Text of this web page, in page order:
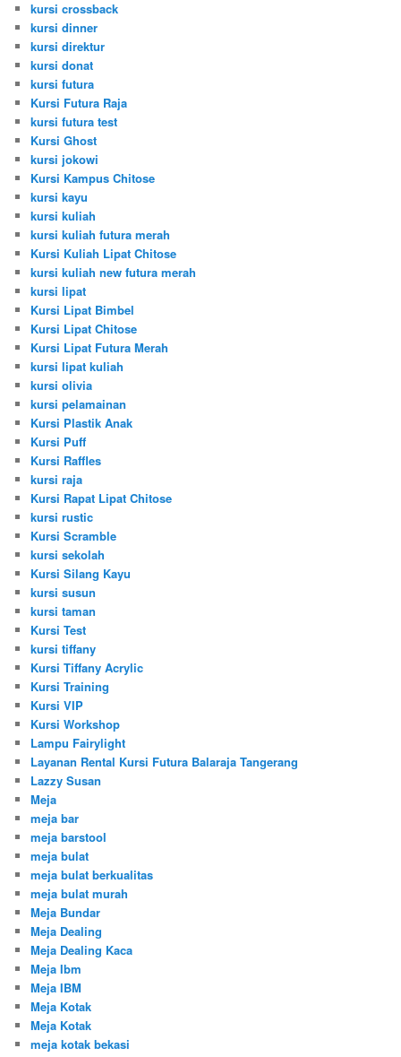
kursi crossback
kursi dinner
kursi direktur
kursi donat
kursi futura
Kursi Futura Raja
kursi futura test
Kursi Ghost
kursi jokowi
Kursi Kampus Chitose
kursi kayu
kursi kuliah
kursi kuliah futura merah
Kursi Kuliah Lipat Chitose
kursi kuliah new futura merah
kursi lipat
Kursi Lipat Bimbel
Kursi Lipat Chitose
Kursi Lipat Futura Merah
kursi lipat kuliah
kursi olivia
kursi pelamainan
Kursi Plastik Anak
Kursi Puff
Kursi Raffles
kursi raja
Kursi Rapat Lipat Chitose
kursi rustic
Kursi Scramble
kursi sekolah
Kursi Silang Kayu
kursi susun
kursi taman
Kursi Test
kursi tiffany
Kursi Tiffany Acrylic
Kursi Training
Kursi VIP
Kursi Workshop
Lampu Fairylight
Layanan Rental Kursi Futura Balaraja Tangerang
Lazzy Susan
Meja
meja bar
meja barstool
meja bulat
meja bulat berkualitas
meja bulat murah
Meja Bundar
Meja Dealing
Meja Dealing Kaca
Meja Ibm
Meja IBM
Meja Kotak
Meja Kotak
meja kotak bekasi